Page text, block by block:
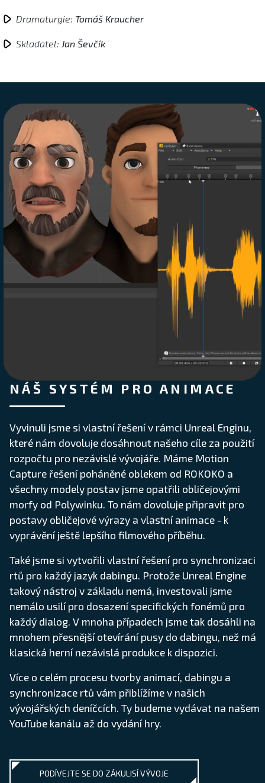
Dramaturgie: Tomáš Kraucher
Skladatel: Jan Ševčík
NÁŠ SYSTÉM PRO ANIMACE
Vyvinuli jsme si vlastní řešení v rámci Unreal Enginu,
které nám dovoluje dosáhnout našeho cíle za použití
rozpočtu pro nezávislé vývojáře. Máme Motion
Capture řešení poháněné oblekem od ROKOKO a
všechny modely postav jsme opatřili obličejovými
morfy od Polywinku. To nám dovoluje připravit pro
postavy obličejové výrazy a vlastní animace - k
vyprávění ještě lepšího filmového příběhu.
Také jsme si vytvořili vlastní řešení pro synchronizaci
rtů pro každý jazyk dabingu. Protože Unreal Engine
takový nástroj v základu nemá, investovali jsme
nemálo usilí pro dosazení specifických fonémů pro
každý dialog. V mnoha případech jsme tak dosáhli na
mnohem přesnější otevírání pusy do dabingu, než má
klasická herní nezávislá produkce k dispozici.
Více o celém procesu tvorby animací, dabingu a
synchronizace rtů vám přiblížíme v našich
vývojářských deníčcích. Ty budeme vydávat na našem
YouTube kanálu až do vydání hry.
PODÍVEJTE SE DO ZÁKULISÍ VÝVOJE